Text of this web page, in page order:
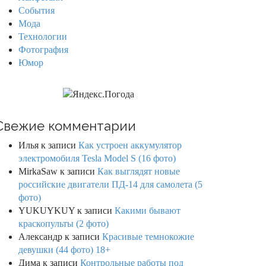
События
Мода
Технологии
Фотография
Юмор
комментарии
Илья к записи Как устроен аккумулятор
электромобиля Tesla Model S (16 фото)
MirkaSaw к записи Как выглядят новые
российские двигатели ПД-14 для самолета (5
фото)
YUKUYKUY к записи Какими бывают
краскопульты (2 фото)
Александр к записи Красивые темнокожие
девушки (44 фото) 18+
Дима к записи Контрольные работы под